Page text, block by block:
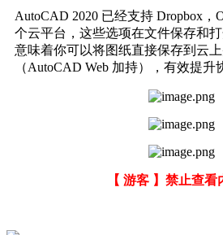
AutoCAD 2020 已经支持 Dropbox，
个云平台，这些选项在文件保存和
意味着你可以将图纸直接保存到云
（AutoCAD Web 加持），有效提升
【 游客 】禁止查看